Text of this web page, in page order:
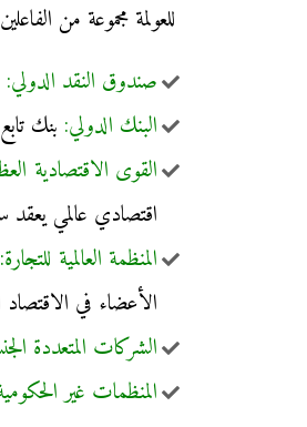
للعولمة مجموعة من
صندوق النقد الدولي:
البنك الدولي: بنك
القوى الاقتصادية
اقتصادي عالمي يعقد
المنظمة العالمية للتجارة:
الأعضاء في الاقتصاد
الشركات المتعددة
المنظمات غير